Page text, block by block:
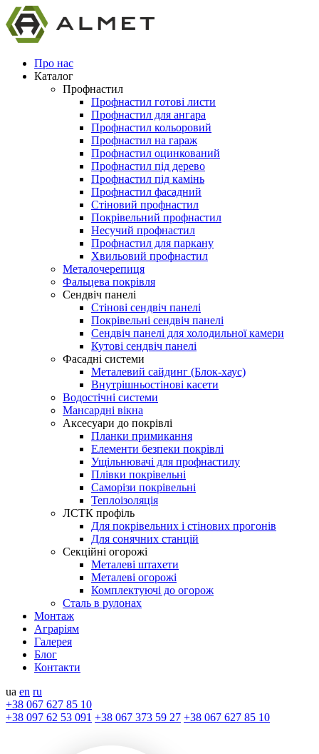
Про нас
Каталог
Профнастил
Профнастил готові листи
Профнастил для ангара
Профнастил кольоровий
Профнастил на гараж
Профнастил оцинкований
Профнастил під дерево
Профнастил під камінь
Профнастил фасадний
Стіновий профнастил
Покрівельний профнастил
Несучий профнастил
Профнастил для паркану
Хвильовий профнастил
Металочерепиця
Фальцева покрівля
Сендвіч панелі
Стінові сендвіч панелі
Покрівельні сендвіч панелі
Сендвіч панелі для холодильної камери
Кутові сендвіч панелі
Фасадні системи
Металевий сайдинг (Блок-хаус)
Внутрішньостінові касети
Водостічні системи
Мансардні вікна
Аксесуари до покрівлі
Планки примикання
Елементи безпеки покрівлі
Ущільнювачі для профнастилу
Плівки покрівельні
Саморізи покрівельні
Теплоізоляція
ЛСТК профіль
Для покрівельних і стінових прогонів
Для сонячних станцій
Секційні огорожі
Металеві штахети
Металеві огорожі
Комплектуючі до огорож
Сталь в рулонах
Монтаж
Аграріям
Галерея
Блог
Контакти
ua en ru
+38 067 627 85 10
+38 097 62 53 091 +38 067 373 59 27 +38 067 627 85 10